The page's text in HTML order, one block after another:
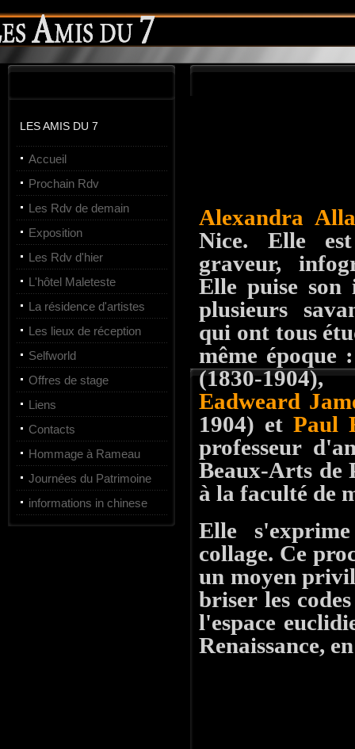
LES AMIS DU 7
Accueil
Prochain Rdv
Les Rdv de demain
Exposition
Les Rdv d'hier
L'hôtel Maleteste
La résidence d'artistes
Les lieux de réception
Selfworld
Offres de stage
Liens
Contacts
Hommage à Rameau
Journées du Patrimoine
informations in chinese
Alexandra
Nice. Elle
graveur,
Elle puise son
plusieurs
qui ont tous
même époque
(1830-
Eadweard
1904) etPaul
professeur
Beaux-Arts de
à la faculté de
Elle
collage. Ce
un moyen
briser les
l'espace
Renaissance,